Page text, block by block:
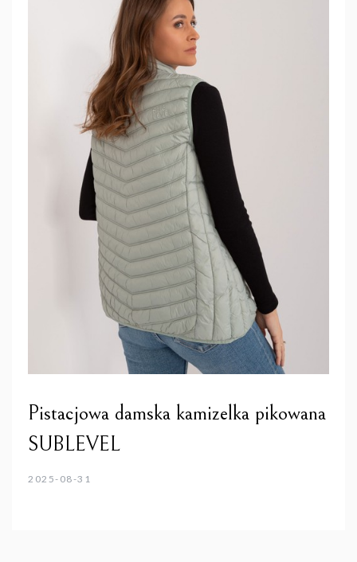
Pistacjowa damska kamizelka pikowana
SUBLEVEL
2025-08-31